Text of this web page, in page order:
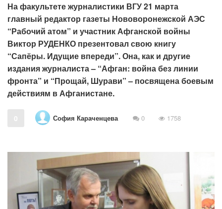
На факультете журналистики ВГУ 21 марта
главный редактор газеты Нововоронежской АЭС
“Рабочий атом” и участник Афганской войны
Виктор РУДЕНКО презентовал свою книгу
“Сапёры. Идущие впереди”. Она, как и другие
издания журналиста – “Афган: война без линии
фронта” и “Прощай, Шурави” – посвящена боевым
действиям в Афганистане.
0 София Караченцева 0 1758